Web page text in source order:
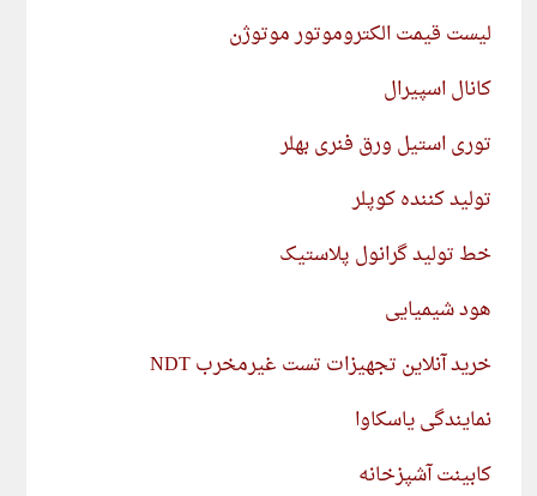
لیست قیمت الکتروموتور موتوژن
کانال اسپیرال
توری استیل ورق فنری بهلر
تولید کننده کوپلر
خط تولید گرانول پلاستیک
هود شیمیایی
خرید آنلاین تجهیزات تست غیرمخرب NDT
نمایندگی یاسکاوا
کابینت آشپزخانه